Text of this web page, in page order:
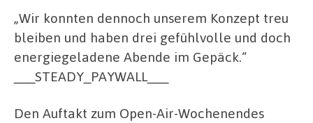
„Wir konnten dennoch unserem Konzept treu
bleiben und haben drei gefühlvolle und doch
energiegeladene Abende im Gepäck.“
___STEADY_PAYWALL___
Den Auftakt zum Open-Air-Wochenendes